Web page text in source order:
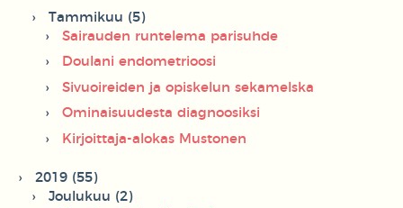
Tammikuu (5)
Sairauden runtelema parisuhde
Doulani endometrioosi
Sivuoireiden ja opiskelun sekamelska
Ominaisuudesta diagnoosiksi
Kirjoittaja-alokas Mustonen
2019 (55)
Joulukuu (2)